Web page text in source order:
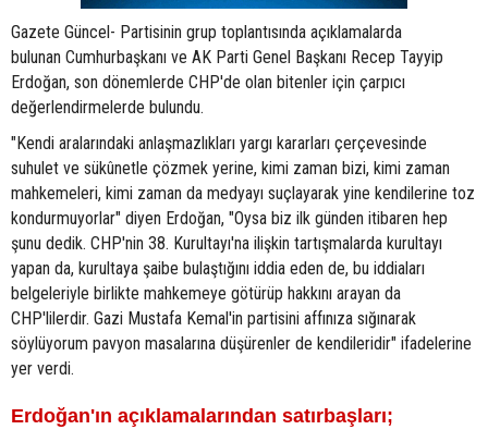
Gazete Güncel- Partisinin grup toplantısında açıklamalarda
bulunan Cumhurbaşkanı ve AK Parti Genel Başkanı Recep Tayyip
Erdoğan, son dönemlerde CHP'de olan bitenler için çarpıcı
değerlendirmelerde bulundu.
"Kendi aralarındaki anlaşmazlıkları yargı kararları çerçevesinde
suhulet ve sükûnetle çözmek yerine, kimi zaman bizi, kimi zaman
mahkemeleri, kimi zaman da medyayı suçlayarak yine kendilerine toz
kondurmuyorlar" diyen Erdoğan, "Oysa biz ilk günden itibaren hep
şunu dedik. CHP'nin 38. Kurultayı'na ilişkin tartışmalarda kurultayı
yapan da, kurultaya şaibe bulaştığını iddia eden de, bu iddiaları
belgeleriyle birlikte mahkemeye götürüp hakkını arayan da
CHP'lilerdir. Gazi Mustafa Kemal'in partisini affınıza sığınarak
söylüyorum pavyon masalarına düşürenler de kendileridir" ifadelerine
yer verdi.
Erdoğan'ın açıklamalarından satırbaşları;